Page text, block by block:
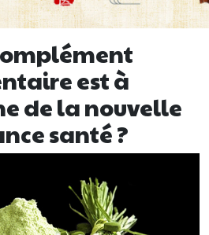
Compléments
alimentaires
pour
enfants
Gâteau
ejiao
gélifiés
est à
de la nouvelle
santé ?